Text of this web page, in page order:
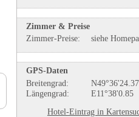
Zimmer & Preise
Zimmer-Preise:
siehe
GPS-Daten
Breitengrad:
N49°36'24.37
Längengrad:
E11°38'0.85
Hotel-Eintrag in